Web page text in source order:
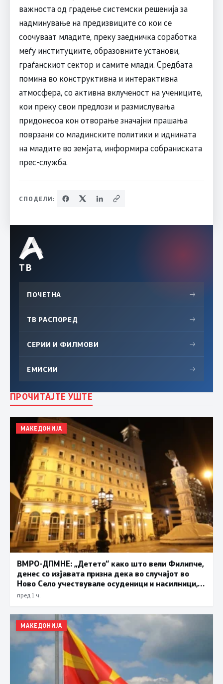
важноста од градење системски решенија за
надминување на предизвиците со кои се
соочуваат младите, преку заедничка соработка
меѓу институциите, образовните установи,
граѓанскиот сектор и самите млади. Средбата
помина во конструктивна и интерактивна
атмосфера, со активна вклученост на учениците,
кои преку свои предлози и размислувања
придонесоа кон отворање значајни прашања
поврзани со младинските политики и иднината
на младите во земјата, информира собраниската
прес-служба.
СПОДЕЛИ:
ТВ
ПОЧЕТНА →
ТВ РАСПОРЕД →
СЕРИИ И ФИЛМОВИ →
ЕМИСИИ →
ПРОЧИТАЈТЕ УШТЕ
МАКЕДОНИЈА
ВМРО-ДПМНЕ: „Детето“ како што вели Филипче,
денес со изјавата призна дека во случајот во
Ново Село учествувале осуденици и насилници,
ова е талогот на Македонија
пред 1 ч.
МАКЕДОНИЈА